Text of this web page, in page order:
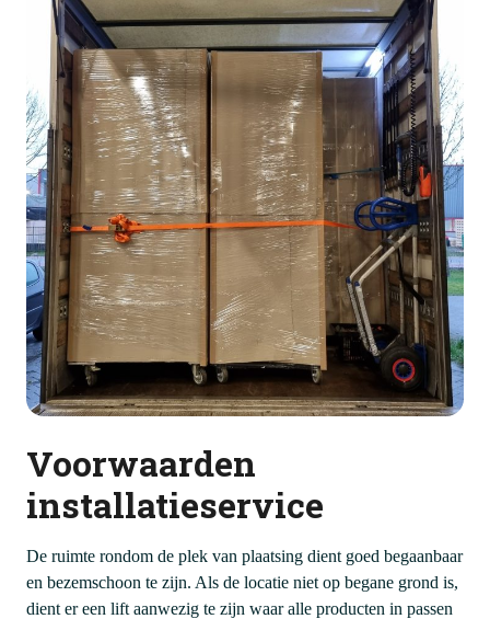
Voorwaarden
installatieservice
De ruimte rondom de plek van plaatsing dient goed begaanbaar
en bezemschoon te zijn. Als de locatie niet op begane grond is,
dient er een lift aanwezig te zijn waar alle producten in passen